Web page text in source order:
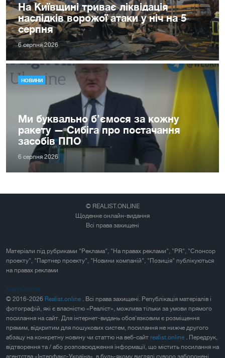
На Київщині триває ліквідація
наслідків ворожої атаки у ніч на 5
серпня
6 серпня 2026
НОВИНИ
Ми буквально б’ємося за кожну
ракету — Сибіга про постачання
засобів ППО
6 серпня 2026
© REALIST.ONLINE
Щоденне онлайн-видання
Всі права захищені
Матеріали під рубриками "Реклама", "На правах реклами", "PR", "Спонсор
проекту", "Партнер проекту", "Новини компаній", "Позиція" публікуються
на правах реклами
Карта сайта
© 2016-2026 Realist.online . Всі права захищені. Републікація матеріалів і
фотографій, які є власністю «Реаліст», можлива тільки за умови прямого
посилання на сайт. Для інтернет-видань обов'язковим є розміщення
прямим, відкритим для пошукових систем, посилання не нижче другого
абзацу на конкретну новину чи статтю на веб-сайт realist.online . Передрук,
відтворення та / або розповсюдження інформації, що містить посилання на